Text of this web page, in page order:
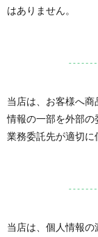
はありません。
当店は、お客様へ
情報の一部を外部の
業務委託先が適切に
当店は、個人情報